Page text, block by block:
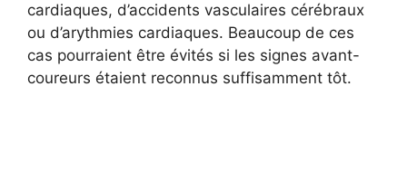
cardiaques, d’accidents vasculaires cérébraux
ou d’arythmies cardiaques. Beaucoup de ces
cas pourraient être évités si les signes avant-
coureurs étaient reconnus suffisamment tôt.